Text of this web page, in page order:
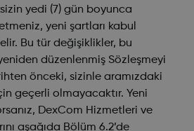
yedi (7) gün boyunca
yeni şartları kabul
Bu tür değişiklikler, bu
düzenlenmiş Sözleşmeyi
önceki, sizinle aramızdaki
geçerli olmayacaktır. Yeni
DexCom Hizmetleri ve
aşağıda Bölüm 6.2’de